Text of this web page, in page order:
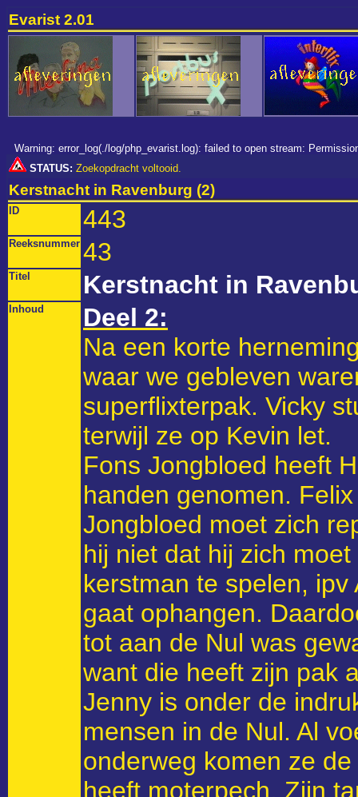
Evarist 2.01
Warning: error_log(./log/php_evarist.log): failed to open stream:
STATUS: Zoekopdracht voltooid.
Kerstnacht in Ravenburg (2)
ID 443
Reeksnummer 43
Titel Kerstnacht in
Inhoud
Deel 2:
Na een korte
waar we gebleven
superflixterpak. Vicky
terwijl ze op Kevin let.
Fons Jongbloed heeft
handen genomen.
Jongbloed moet zich
hij niet dat hij zich
kerstman te spelen,
gaat ophangen.
tot aan de Nul was
want die heeft zijn pak
Jenny is onder de
mensen in de Nul. Al
onderweg komen ze
heeft moterpech. Zijn